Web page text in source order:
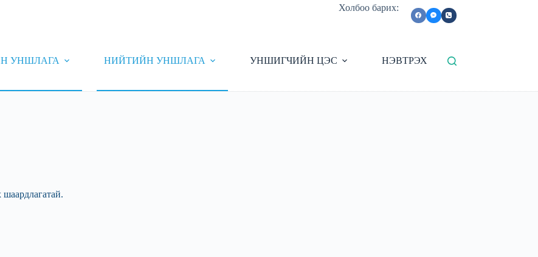
Холбоо барих:
УНШЛАГА НИЙТИЙН УНШЛАГА УНШИГЧИЙН ЦЭС НЭВТРЭХ